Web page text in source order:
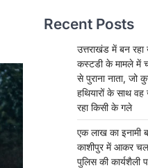
Recent Posts
उत्तराखंड में बन
कस्टडी के मामले में
से पुराना नाता, जो
हथियारों के साथ
रहा किसी के गले
एक लाख का इनामी
काशीपुर में आकर
पुलिस की कार्यशैली